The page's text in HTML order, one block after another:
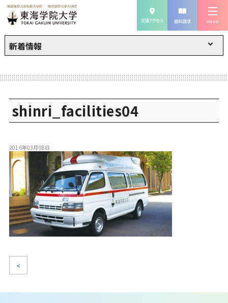
新着情報
shinri_facilities04
2016年03月08日
<